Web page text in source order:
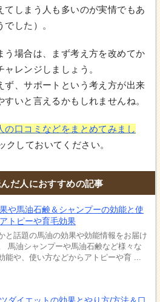
てしまう人も多いのが実情でもあ
した）。
う場合は、まず考え方を改めてか
レンジしましょう。
ず、サポートという考え方が出来
いと言えるかもしれませんね。
の口コミなどをまとめてみまし
クしておいてください。
だ人におすすめの記事
や馬油石鹸＆シャンプーの効能と使
トピーや育毛効果
と話題の馬油の効果や効能情報をお届け
馬油シャンプーや馬油石鹸など様々な
能や、使い方などからアトピーや育 ...